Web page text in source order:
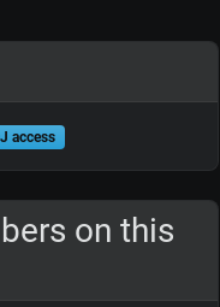
access
on this